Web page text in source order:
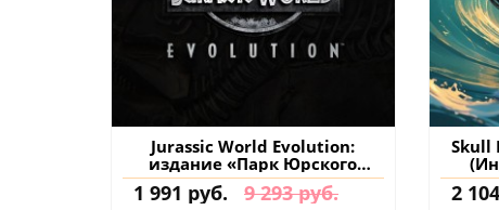
Jurassic World Evolution:
издание «Парк Юрского
периода» PS4 (Турция) купить
игру на аккаунт
1 991 руб. 9 293 руб.
Skull
2